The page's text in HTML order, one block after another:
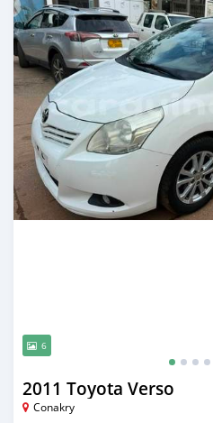
6
2011 Toyota Verso
Conakry